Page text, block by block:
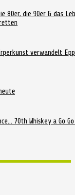
80er, die 90er & das
verwandelt
70th Whiskey a Go